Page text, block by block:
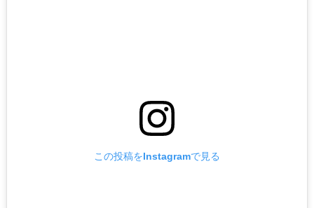
この投稿をInstagramで見る